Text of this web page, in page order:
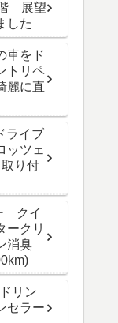
展望
した
車をド
トリペ
麗に直
ライブ
ッツェ
り付
クイ
ークリ
消臭
リン
セラー